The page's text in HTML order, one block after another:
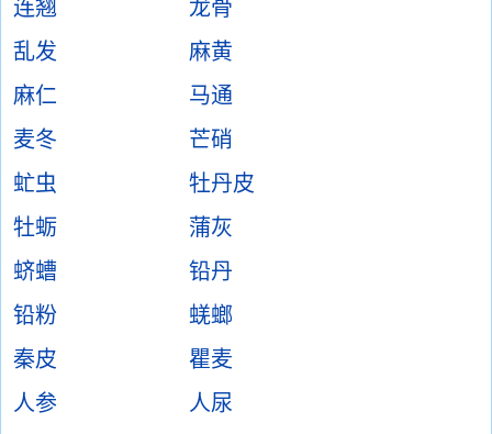
连翘
龙骨
乱发
麻黄
麻仁
马通
麦冬
芒硝
虻虫
牡丹皮
牡蛎
蒲灰
蛴螬
铅丹
铅粉
蜣螂
秦皮
瞿麦
人参
人尿